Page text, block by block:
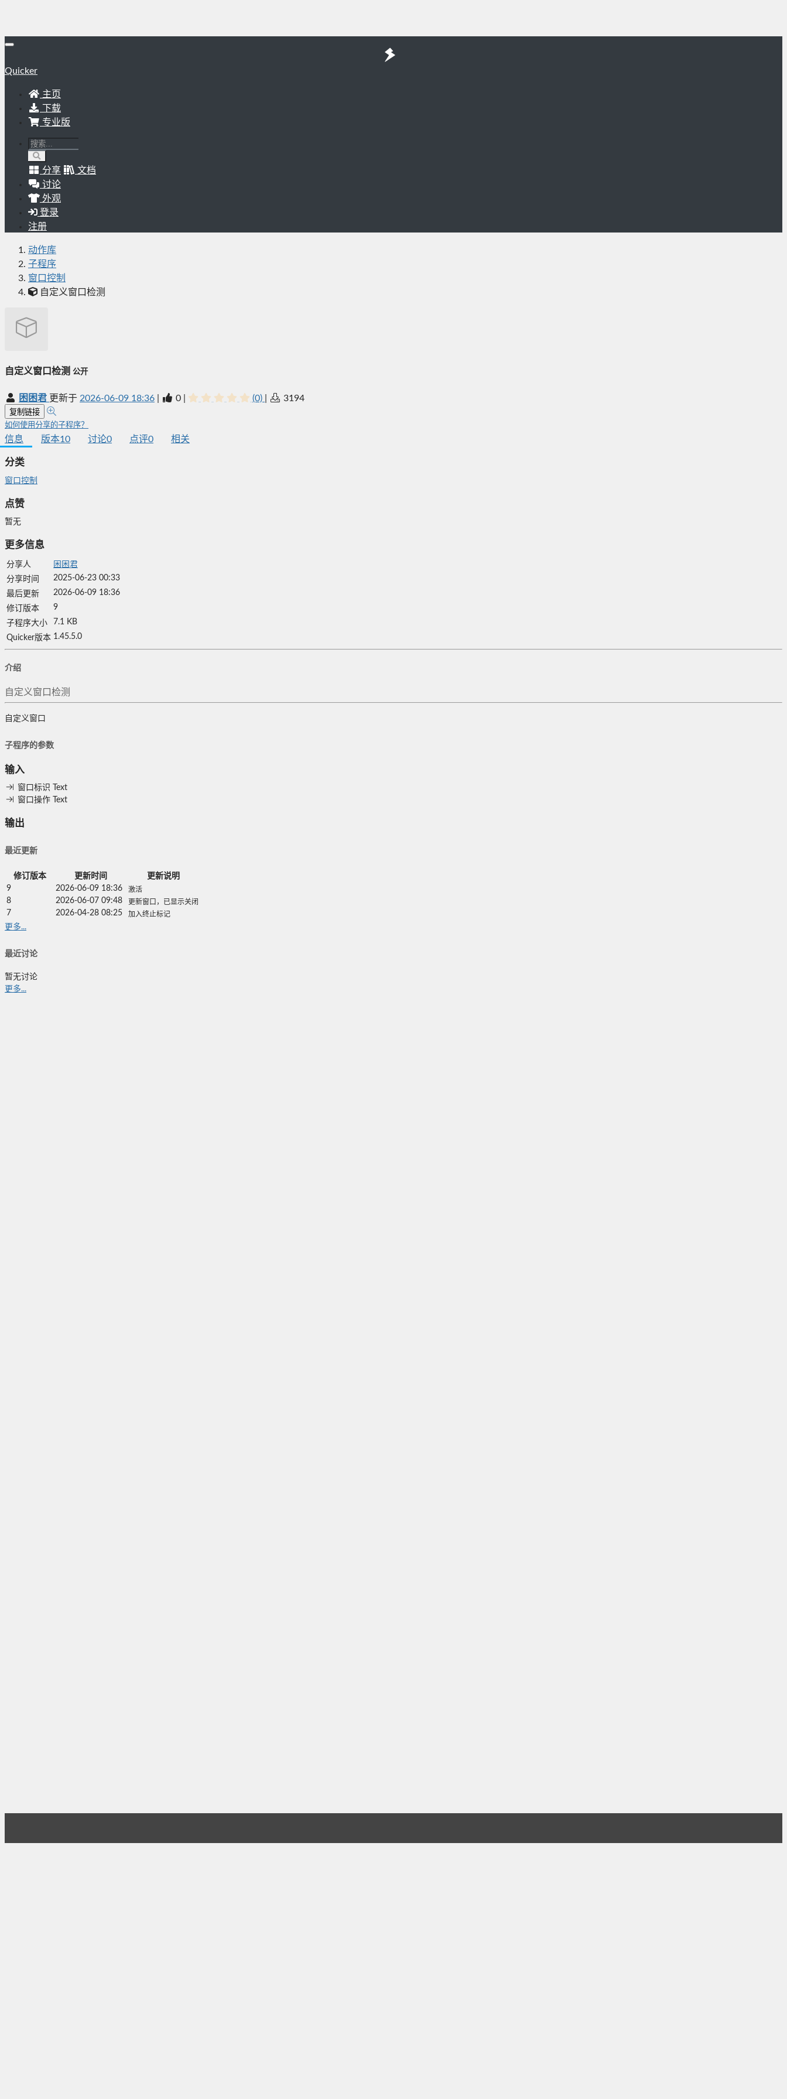
Quicker
主页
下载
专业版
分享
文档
讨论
外观
登录
注册
动作库
子程序
窗口控制
自定义窗口检测
自定义窗口检测 公开
困困君 更新于 2026-06-09 18:36 0 (0) 3194
复制链接
如何使用分享的子程序？
信息 版本10 讨论0 点评0 相关
分类
窗口控制
点赞
暂无
更多信息
分享人
困困君
分享时间
2025-06-23 00:33
最后更新
2026-06-09 18:36
修订版本
9
子程序大小
7.1 KB
Quicker版本 1.45.5.0
介绍
自定义窗口检测
自定义窗口
子程序的参数
输入
窗口标识
Text
窗口操作
Text
输出
最近更新
修订版本 更新时间
更新说明
9
2026-06-09 18:36 激活
8 2026-06-07 09:48 更新窗口，已显示关闭
7 2026-04-28 08:25 加入终止标记
更多...
最近讨论
暂无讨论
更多...